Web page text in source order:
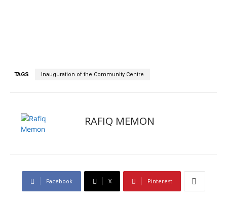
TAGS Inauguration of the Community Centre
RAFIQ MEMON
Facebook X Pinterest